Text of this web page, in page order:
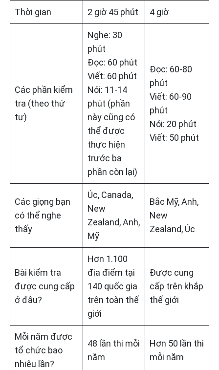
Thời gian 2 giờ 45 phút 4 giờ
Các phần kiểm
tra (theo thứ
tự)
Nghe: 30
phút
Đọc: 60 phút
Viết: 60 phút
Nói: 11-14
phút (phần
này cũng có
thể được
thực hiện
trước ba
phần còn lại)
Đọc: 60-80
phút
Viết: 60-90
phút
Nói: 20 phút
Viết: 50 phút
Các giọng bạn
có thể nghe
thấy
Úc, Canada,
New
Zealand, Anh,
Mỹ
Bắc Mỹ, Anh,
New
Zealand, Úc
Bài kiểm tra
được cung cấp
ở đâu?
Hơn 1.100
địa điểm tại
140 quốc gia
trên toàn thế
giới
Được cung
cấp trên khắp
thế giới
Mỗi năm được
tổ chức bao
nhiêu lần?
48 lần thi mỗi
năm
Hơn 50 lần thi
mỗi năm